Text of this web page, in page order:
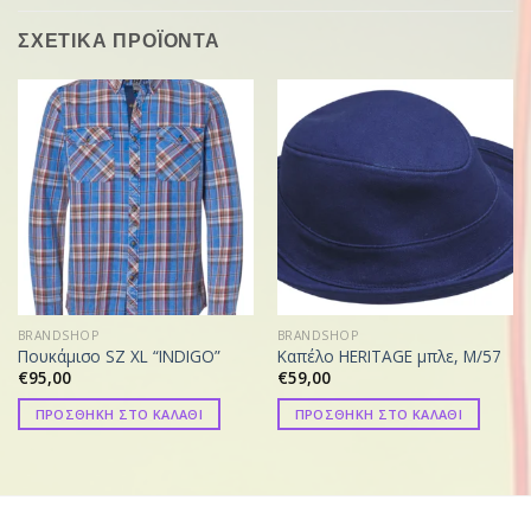
ΣΧΕΤΙΚΑ ΠΡΟΪΟΝΤΑ
BRANDSHOP
Πουκάμισο SZ XL “INDIGO”
€95,00
ΠΡΟΣΘΗΚΗ ΣΤΟ ΚΑΛΑΘΙ
BRANDSHOP
Καπέλο HERITAGE μπλε, M/57
€59,00
ΠΡΟΣΘΗΚΗ ΣΤΟ ΚΑΛΑΘΙ